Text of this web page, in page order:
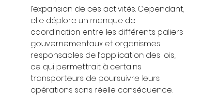
l’expansion de ces activités. Cependant,
elle déplore un manque de
coordination entre les différents paliers
gouvernementaux et organismes
responsables de l’application des lois,
ce qui permettrait à certains
transporteurs de poursuivre leurs
opérations sans réelle conséquence.